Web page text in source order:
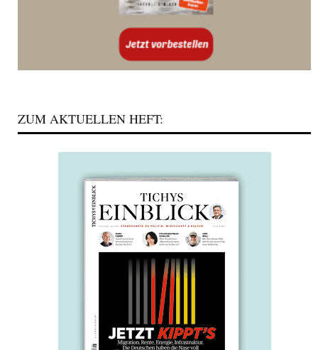
ZUM AKTUELLEN HEFT: